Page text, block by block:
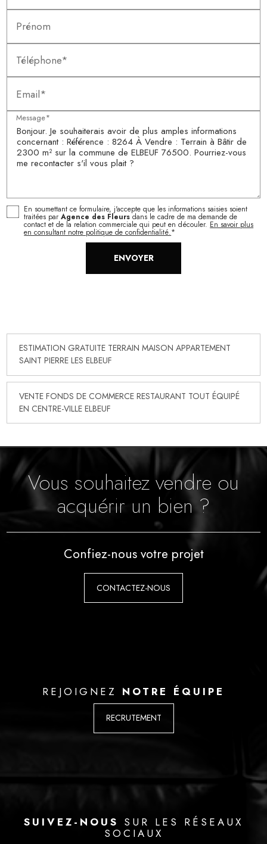
Prénom
Téléphone*
Email*
Message*
En soumettant ce formulaire, j'accepte que les informations saisies soient
traitées parAgence des Fleursdans le cadre de ma demande de
contact et de la relation commerciale qui peut en découler. En savoir plus
en consultant notre politique de confidentialité.*
ESTIMATION GRATUITE TERRAIN MAISON APPARTEMENT
SAINT PIERRE LES ELBEUF
VENTE FONDS DE COMMERCE RESTAURANT TOUT ÉQUIPÉ
EN CENTRE-VILLE ELBEUF
Vous souhaitez vendre ou
acquérir un bien ?
Confiez-nous votre projet
CONTACTEZ-NOUS
REJOIGNEZ NOTRE ÉQUIPE
RECRUTEMENT
SUIVEZ-NOUS SUR LES RÉSEAUX
SOCIAUX